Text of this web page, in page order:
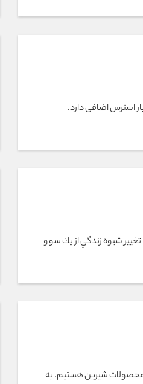
استرس اضافی دارد.
شيوه زندگي از يك سو و
محصولات شيرين هستيم. به